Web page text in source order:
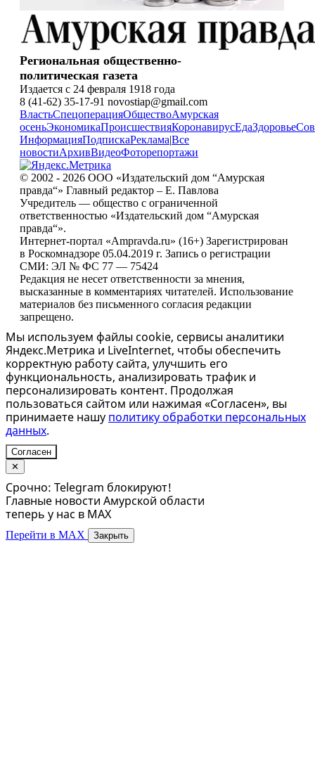
Региональная общественно-
политическая газета
Издается с 24 февраля 1918 года
8 (41-62) 35-17-91 novostiap@gmail.com
ВластьСпецоперацияОбществоАмурская
осеньЭкономикаПроисшествияКоронавирусЕдаЗдоровье
ИнформацияПодпискаРеклама|Все
новостиАрхивВидеоФоторепортажи
© 2002 - 2026 ООО «Издательский дом “Амурская
правда“» Главный редактор – Е. Павлова
Учредитель — общество с ограниченной
ответственностью «Издательский дом “Амурская
правда“».
Интернет-портал «Ampravda.ru» (16+) Зарегистрирован
в Роскомнадзоре 05.04.2019 г. Запись о регистрации
СМИ: ЭЛ № ФС 77 — 75424
Редакция не несет ответственности за мнения,
высказанные в комментариях читателей. Использование
материалов без письменного согласия редакции
запрещено.
Мы используем файлы cookie, сервисы аналитики
Яндекс.Метрика и LiveInternet, чтобы обеспечить
корректную работу сайта, улучшить его
функциональность, анализировать трафик и
персонализировать контент. Продолжая
пользоваться сайтом или нажимая «Согласен», вы
принимаете нашу политику обработки персональных
данных.
Согласен
✕
Срочно: Telegram блокируют!
Главные новости Амурской области
теперь у нас в MAX
Перейти в MAX Закрыть